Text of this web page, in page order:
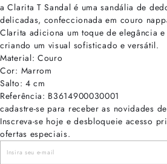
a Clarita T Sandal é uma sandália de
delicadas, confeccionada em couro
Clarita adiciona um toque de elegância
criando um visual sofisticado e versátil.
Material: Couro
Cor: Marrom
Salto: 4 cm
Referência: B3614900030001
cadastre-se para receber as novidades
Inscreva-se hoje e desbloqueie acesso
ofertas especiais.